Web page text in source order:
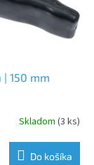
| 150 mm
Skladom (3 ks)
Do košíka